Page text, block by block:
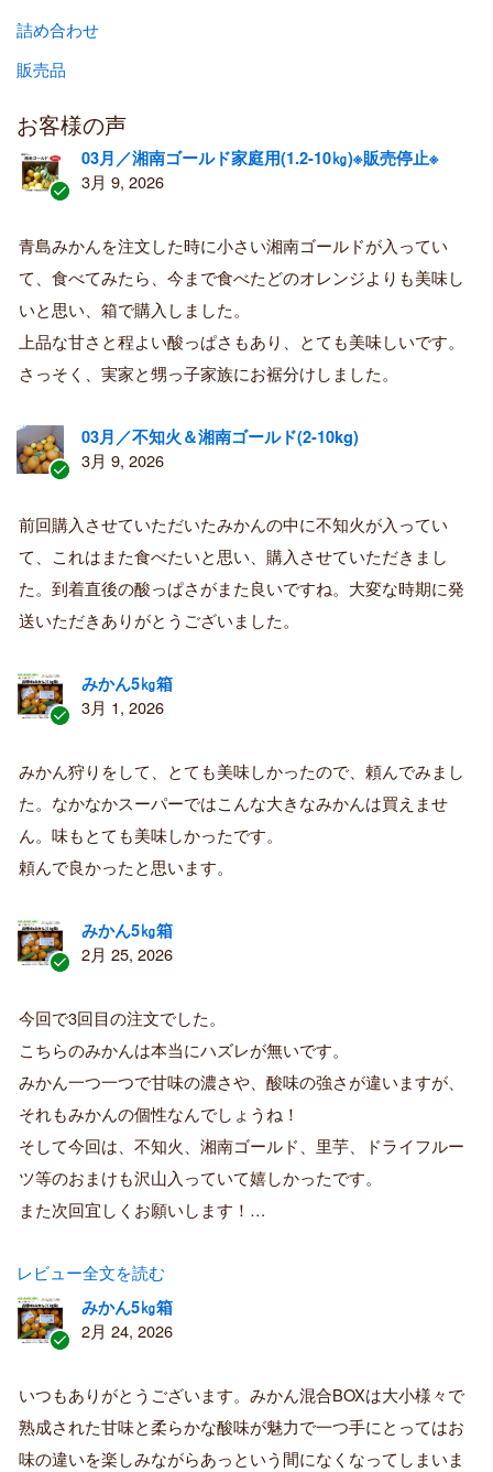
詰め合わせ
販売品
お客様の声
証
済
み
購
者
03月／湘南ゴールド家庭用(1.2-10㎏)※販売停止※
3月 9, 2026
青島みかんを注文した時に小さい湘南ゴールドが入ってい
て、食べてみたら、今まで食べたどのオレンジよりも美味し
いと思い、箱で購入しました。
上品な甘さと程よい酸っぱさもあり、とても美味しいです。
さっそく、実家と甥っ子家族にお裾分けしました。
証
済
み
購
者
03月／不知火＆湘南ゴールド(2-10kg)
3月 9, 2026
前回購入させていただいたみかんの中に不知火が入ってい
て、これはまた食べたいと思い、購入させていただきまし
た。到着直後の酸っぱさがまた良いですね。大変な時期に発
送いただきありがとうございました。
証
済
み
購
者
みかん5㎏箱
3月 1, 2026
みかん狩りをして、とても美味しかったので、頼んでみまし
た。なかなかスーパーではこんな大きなみかんは買えませ
ん。味もとても美味しかったです。
頼んで良かったと思います。
証
済
み
購
者
みかん5㎏箱
2月 25, 2026
今回で3回目の注文でした。
こちらのみかんは本当にハズレが無いです。
みかん一つ一つで甘味の濃さや、酸味の強さが違いますが、
それもみかんの個性なんでしょうね！
そして今回は、不知火、湘南ゴールド、里芋、ドライフルー
ツ等のおまけも沢山入っていて嬉しかったです。
また次回宜しくお願いします！…
レビュー全文を読む
証
済
み
購
みかん5㎏箱
2月 24, 2026
いつもありがとうございます。みかん混合BOXは大小様々で
熟成された甘味と柔らかな酸味が魅力で一つ手にとってはお
味の違いを楽しみながらあっという間になくなってしまいま